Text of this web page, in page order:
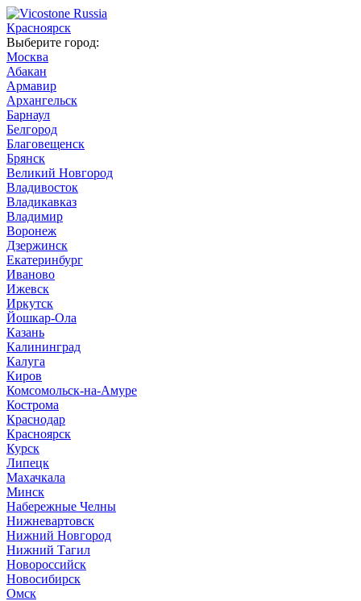
Красноярск
Выберите город:
Москва
Абакан
Армавир
Архангельск
Барнаул
Белгород
Благовещенск
Брянск
Великий Новгород
Владивосток
Владикавказ
Владимир
Воронеж
Дзержинск
Екатеринбург
Иваново
Ижевск
Иркутск
Йошкар-Ола
Казань
Калининград
Калуга
Киров
Комсомольск-на-Амуре
Кострома
Краснодар
Красноярск
Курск
Липецк
Махачкала
Минск
Набережные Челны
Нижневартовск
Нижний Новгород
Нижний Тагил
Новороссийск
Новосибирск
Омск